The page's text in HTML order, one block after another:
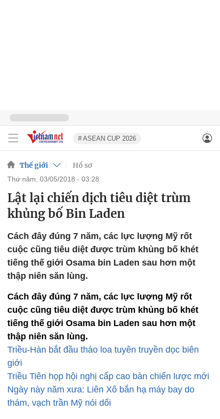
# ASEAN CUP 2026
Thế giới Hồ sơ
thứ năm, 03/05/2018 - 03:28
Lật lại chiến dịch tiêu diệt trùm
khủng bố Bin Laden
Cách đây đúng 7 năm, các lực lượng Mỹ rốt
cuộc cũng tiêu diệt được trùm khủng bố khét
tiếng thế giới Osama bin Laden sau hơn một
thập niên săn lùng.
Cách đây đúng 7 năm, các lực lượng Mỹ rốt
cuộc cũng tiêu diệt được trùm khủng bố khét
tiếng thế giới Osama bin Laden sau hơn một
thập niên săn lùng.
Triều-Hàn bắt đầu tháo loa tuyên truyền dọc biên
giới
Triều Tiên họp hội nghị cấp cao bàn chiến lược mới
Ngày này năm xưa: Liên Xô bắn hạ máy bay do
thám, vạch trần Mỹ nói dối